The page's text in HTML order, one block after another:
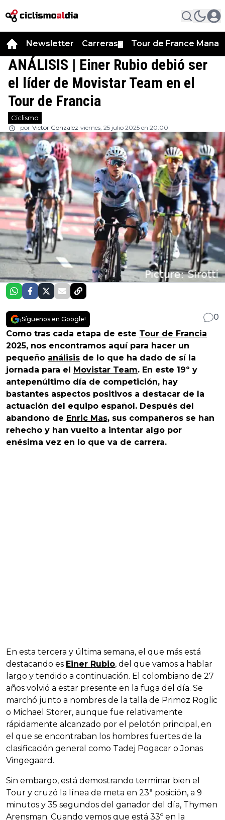
Newsletter Carreras Tour de France
ANÁLISIS | Einer Rubio debió ser
el líder de Movistar Team en el
Tour de Francia
Ciclismo
por Victor Gonzalez viernes, 25 julio 2025 en 20:00
¡Síguenos en Google!
0
Como tras cada etapa de este Tour de Francia
2025, nos encontramos aquí para hacer un
pequeño análisis de lo que ha dado de sí la
jornada para el Movistar Team. En este 19º y
antepenúltimo día de competición, hay
bastantes aspectos positivos a destacar de la
actuación del equipo español. Después del
abandono de Enric Mas, sus compañeros se han
rehecho y han vuelto a intentar algo por
enésima vez en lo que va de carrera.
En esta tercera y última semana, el que más está
destacando es Einer Rubio, del que vamos a hablar
largo y tendido a continuación. El colombiano de 27
años volvió a estar presente en la fuga del día. Se
marchó junto a nombres de la talla de Primoz Roglic
o Michael Storer, aunque fue relativamente
rápidamente alcanzado por el pelotón principal, en
el que se encontraban los hombres fuertes de la
clasificación general como Tadej Pogacar o Jonas
Vingegaard.
Sin embargo, está demostrando terminar bien el
Tour y cruzó la línea de meta en 23ª posición, a 9
minutos y 35 segundos del ganador del día, Thymen
Arensman. Cuando vemos que está 33º en la